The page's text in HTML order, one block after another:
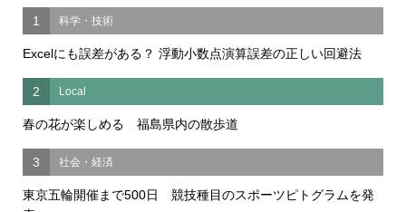
1 科学・技術
Excelにも誤差がある？ 浮動小数点演算誤差の正しい回避法
2 Local
春の花が楽しめる 福島県内の散歩道
3 社会・経済
東京五輪開催まで500日 競技種目のスポーツピトグラムを発